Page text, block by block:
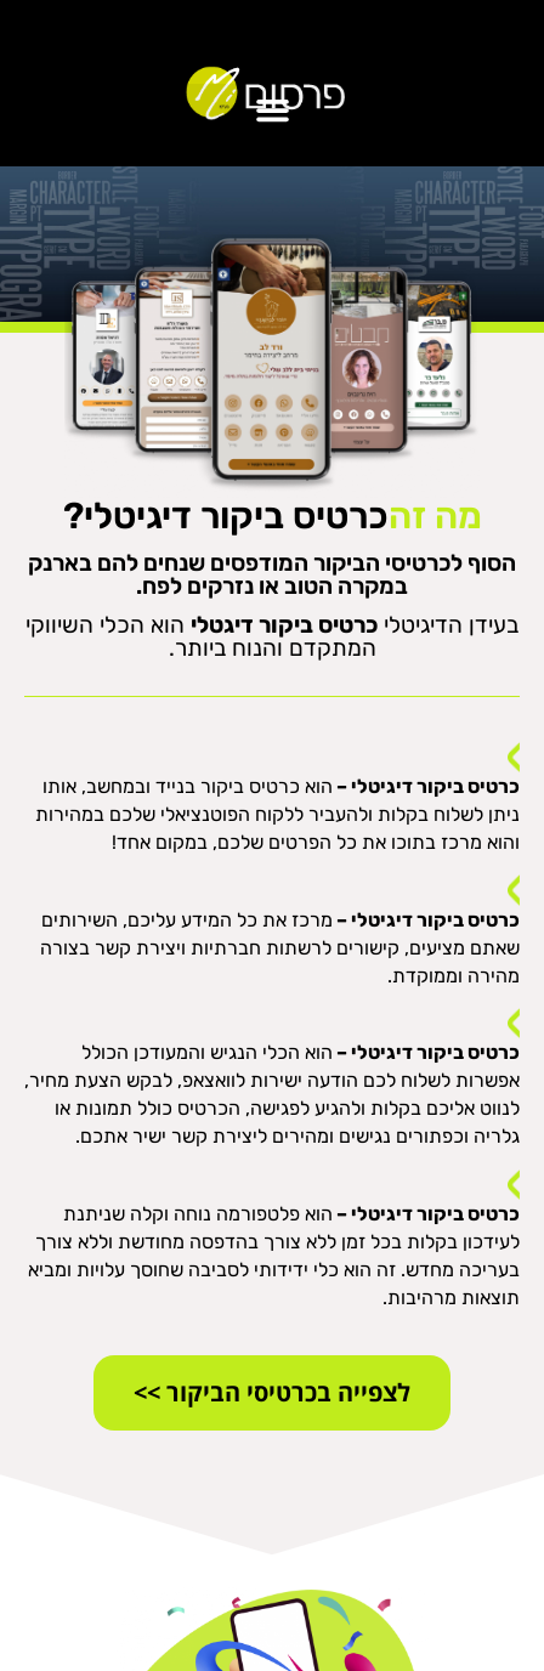
מה זהכרטיס ביקור דיגיטלי?
הסוף לכרטיסי הביקור המודפסים שנחים להם בארנק
במקרה הטוב או נזרקים לפח.
בעידן הדיגיטלי כרטיס ביקור דיגטלי הוא הכלי השיווקי
המתקדם והנוח ביותר.
כרטיס ביקור דיגיטלי – הוא כרטיס ביקור בנייד ובמחשב, אותו
ניתן לשלוח בקלות ולהעביר ללקוח הפוטנציאלי שלכם במהירות
והוא מרכז בתוכו את כל הפרטים שלכם, במקום אחד!
כרטיס ביקור דיגיטלי – מרכז את כל המידע עליכם, השירותים
שאתם מציעים, קישורים לרשתות חברתיות ויצירת קשר בצורה
מהירה וממוקדת.
כרטיס ביקור דיגיטלי – הוא הכלי הנגיש והמעודכן הכולל
אפשרות לשלוח לכם הודעה ישירות לוואצאפ, לבקש הצעת מחיר,
לנווט אליכם בקלות ולהגיע לפגישה, הכרטיס כולל תמונות או
גלריה וכפתורים נגישים ומהירים ליצירת קשר ישיר אתכם.
כרטיס ביקור דיגיטלי – הוא פלטפורמה נוחה וקלה שניתנת
לעידכון בקלות בכל זמן ללא צורך בהדפסה מחודשת וללא צורך
בעריכה מחדש. זה הוא כלי ידידותי לסביבה שחוסך עלויות ומביא
תוצאות מרהיבות.
לצפייה בכרטיסי הביקור >>